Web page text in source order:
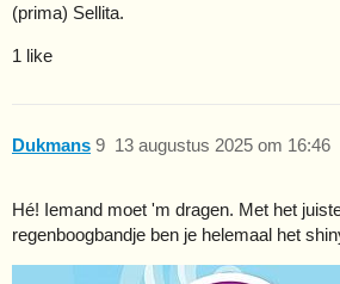
(prima) Sellita.
1 like
Dukmans 13 augustus 2025 om 16:46
9
Hé! Iemand moet 'm dragen. Met het
regenboogbandje ben je helemaal het